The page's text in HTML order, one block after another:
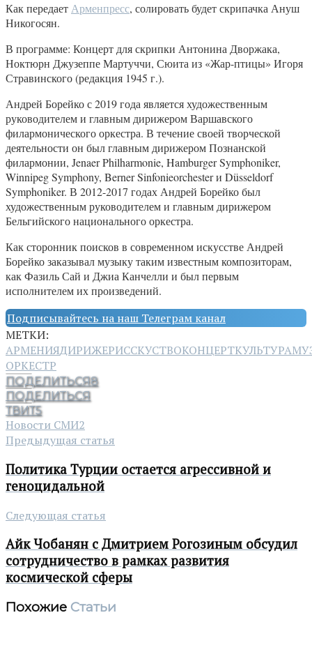
Как передает Арменпресс, солировать будет скрипачка Ануш
Никогосян.
В программе: Концерт для скрипки Антонина Дворжака,
Ноктюрн Джузеппе Мартуччи, Сюита из «Жар-птицы» Игоря
Стравинского (редакция 1945 г.).
Андрей Борейко с 2019 года является художественным
руководителем и главным дирижером Варшавского
филармонического оркестра. В течение своей творческой
деятельности он был главным дирижером Познанской
филармонии, Jenaer Philharmonie, Hamburger Symphoniker,
Winnipeg Symphony, Berner Sinfonieorchester и Düsseldorf
Symphoniker. В 2012-2017 годах Андрей Борейко был
художественным руководителем и главным дирижером
Бельгийского национального оркестра.
Как сторонник поисков в современном искусстве Андрей
Борейко заказывал музыку таким известным композиторам,
как Фазиль Сай и Джиа Канчелли и был первым
исполнителем их произведений.
Подписывайтесь на наш Телеграм канал
МЕТКИ:
АРМЕНИЯДИРИЖЕРИССКУСТВОКОНЦЕРТКУЛЬТУРА
ОРКЕСТР
ПОДЕЛИТЬСЯ8
ПОДЕЛИТЬСЯ
ТВИТ5
Новости СМИ2
Предыдущая статья
Политика Турции остается агрессивной и
геноцидальной
Следующая статья
Айк Чобанян с Дмитрием Рогозиным обсудил
сотрудничество в рамках развития
космической сферы
Похожие Статьи